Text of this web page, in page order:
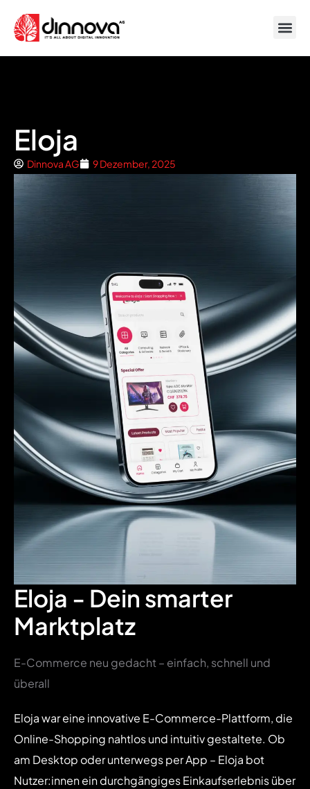
Eloja
Dinnova AG 9 Dezember, 2025
Eloja - Dein smarter
Marktplatz
E-Commerce neu gedacht – einfach, schnell und
überall
Eloja war eine innovative E-Commerce-Plattform, die
Online-Shopping nahtlos und intuitiv gestaltete. Ob
am Desktop oder unterwegs per App – Eloja bot
Nutzer:innen ein durchgängiges Einkaufserlebnis über